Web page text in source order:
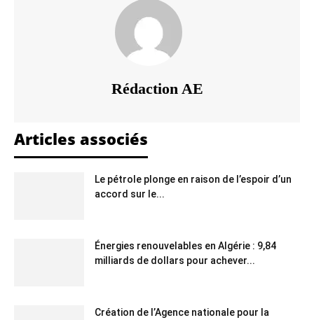
Rédaction AE
Articles associés
Le pétrole plonge en raison de l’espoir d’un
accord sur le...
Énergies renouvelables en Algérie : 9,84
milliards de dollars pour achever...
Création de l’Agence nationale pour la